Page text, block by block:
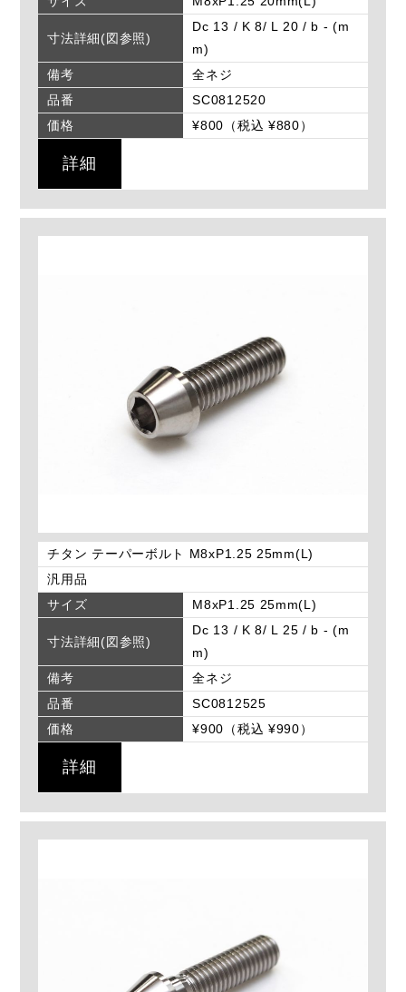
寸法詳細(図参照)
Dc 13 / K 8/ L 20 / b - (m
m)
備考
全ネジ
品番
SC0812520
価格
¥800（税込 ¥880）
詳細
チタン テーパーボルト M8xP1.25 25mm(L)
汎用品
サイズ
M8xP1.25 25mm(L)
寸法詳細(図参照)
Dc 13 / K 8/ L 25 / b - (m
m)
備考
全ネジ
品番
SC0812525
価格
¥900（税込 ¥990）
詳細